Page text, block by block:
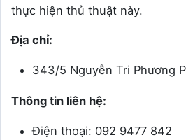
thực hiện thủ thuật này.
Địa chỉ:
343/5 Nguyễn Tri Phương
Thông tin liên hệ:
Điện thoại: 092 9477 842